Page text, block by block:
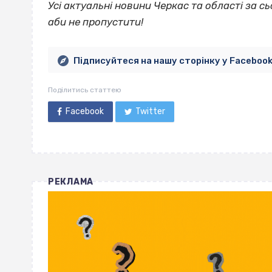
Усі актуальні новини Черкас та області за
аби не пропустити!
Підписуйтеся на нашу сторінку у Facebook
Поділитись статтею
Facebook Twitter
РЕКЛАМА